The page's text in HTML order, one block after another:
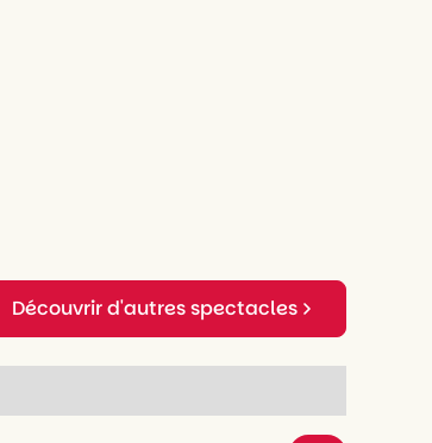
Découvrir d'autres spectacles